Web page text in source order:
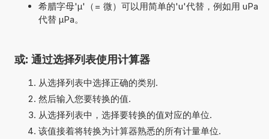
希腊字母'µ'（= 微）可以用简单的'u'代替，例如用 uPa
代替 µPa。
或: 通过选择列表使用计算器
从选择列表中选择正确的类别.
然后输入您要转换的值.
从选择列表中，选择要转换的值对应的单位.
该值接着将转换为计算器熟悉的所有计量单位.